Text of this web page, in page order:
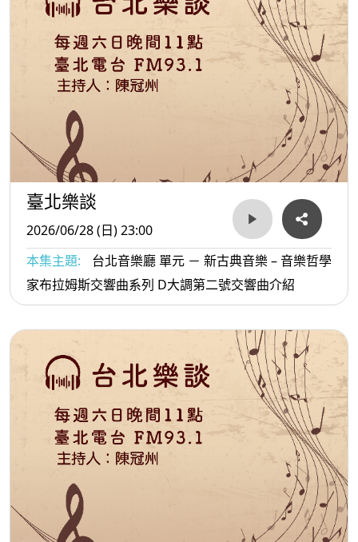
臺北樂談
2026/06/28 (日) 23:00
本集主題:
台北音樂廳 單元 － 新古典音樂 – 音樂哲學
家布拉姆斯交響曲系列 D大調第二號交響曲介紹